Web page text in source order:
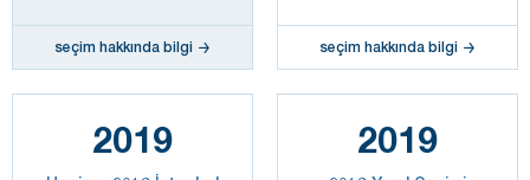
seçim hakkında bilgi seçim hakkında bilgi
2019 2019